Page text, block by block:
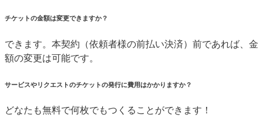
チケットの金額は変更できますか？
できます。本契約（依頼者様の前払い決済）前であれば、金
額の変更は可能です。
サービスやリクエストのチケットの発行に費用はかかりますか？
どなたも無料で何枚でもつくることができます！